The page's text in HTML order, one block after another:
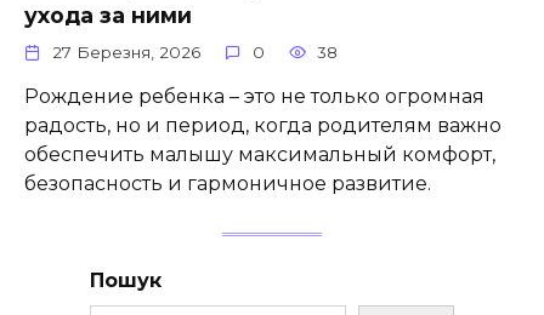
ухода за ними
27 Березня, 2026 0 38
Рождение ребенка – это не только огромная
радость, но и период, когда родителям важно
обеспечить малышу максимальный комфорт,
безопасность и гармоничное развитие.
Пошук